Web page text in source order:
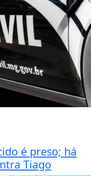
é preso; há
Tiago